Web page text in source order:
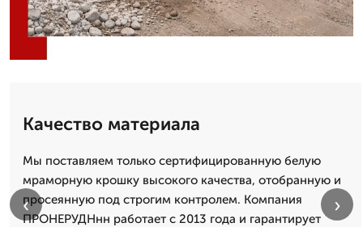
Качество материала
Мы поставляем только сертифицированную белую
мраморную крошку высокого качества, отобранную и
просеянную под строгим контролем. Компания
ПРОНЕРУДНнн работает с 2013 года и гарантирует
‹ ›